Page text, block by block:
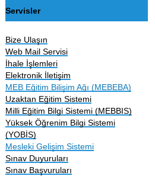
Servisler
Bize Ulaşın
Web Mail Servisi
İhale İşlemleri
Elektronik İletişim
MEB Eğitim Bilişim Ağı (MEBEBA)
Uzaktan Eğitim Sistemi
Milli Eğitim Bilgi Sistemi (MEBBIS)
Yüksek Öğrenim Bilgi Sistemi
(YOBİS)
Mesleki Gelişim Sistemi
Sınav Duyuruları
Sınav Başvuruları